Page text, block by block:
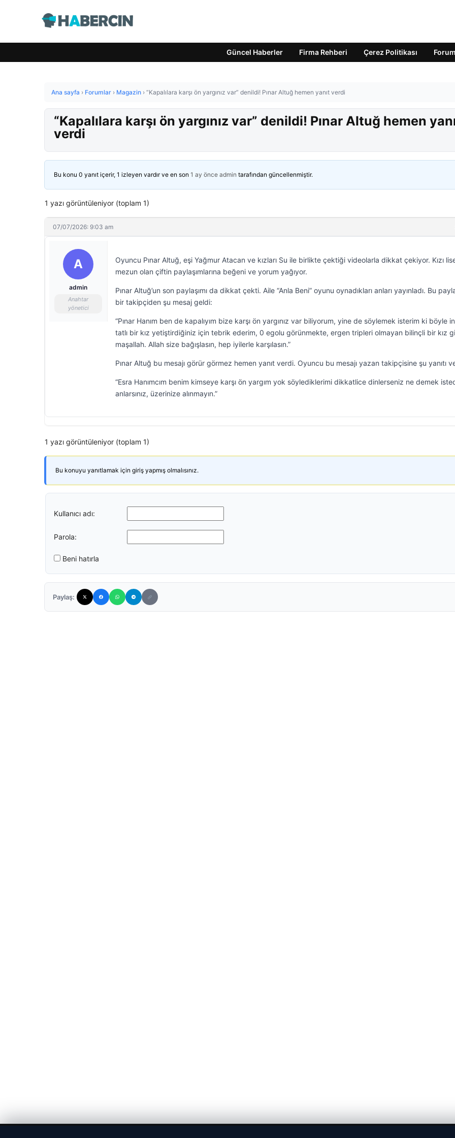
Güncel Haberler Firma Rehberi Çerez Politikası Forum
Ana sayfa › Forumlar › Magazin › “Kapalılara karşı ön yargınız var” denildi! Pınar Altuğ hemen yanıt verdi
“Kapalılara karşı ön yargınız var” denildi! Pınar Altuğ hemen
verdi
Bu konu 0 yanıt içerir, 1 izleyen vardır ve en son 1 ay önce admin tarafından güncellenmiştir.
1 yazı görüntüleniyor (toplam 1)
07/07/2026: 9:03 am
A
admin
Anahtar
yönetici
Oyuncu Pınar Altuğ, eşi Yağmur Atacan ve kızları Su ile birlikte çektiği videolarla dikkat çekiyor. Kızı
mezun olan çiftin paylaşımlarına beğeni ve yorum yağıyor.
Pınar Altuğ’un son paylaşımı da dikkat çekti. Aile “Anla Beni” oyunu oynadıkları anları yayınladı. Bu
bir takipçiden şu mesaj geldi:
“Pınar Hanım ben de kapalıyım bize karşı ön yargınız var biliyorum, yine de söylemek isterim ki böyle
tatlı bir kız yetiştirdiğiniz için tebrik ederim, 0 egolu görünmekte, ergen tripleri olmayan bilinçli bir kız
maşallah. Allah size bağışlasın, hep iyilerle karşılasın.”
Pınar Altuğ bu mesajı görür görmez hemen yanıt verdi. Oyuncu bu mesajı yazan takipçisine şu yanıtı
“Esra Hanımcım benim kimseye karşı ön yargım yok söylediklerimi dikkatlice dinlerseniz ne demek
anlarsınız, üzerinize alınmayın.”
1 yazı görüntüleniyor (toplam 1)
Bu konuyu yanıtlamak için giriş yapmış olmalısınız.
Kullanıcı adı:
Parola:
Beni hatırla
Paylaş: